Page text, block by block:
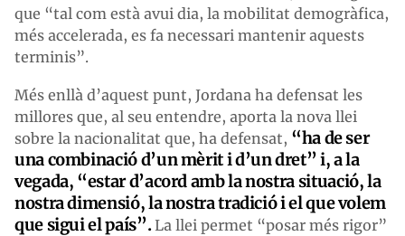
que “tal com està avui dia, la mobilitat demogràfica,
més accelerada, es fa necessari mantenir aquests
terminis”.
Més enllà d’aquest punt, Jordana ha defensat les
millores que, al seu entendre, aporta la nova llei
sobre la nacionalitat que, ha defensat, “ha de ser
una combinació d’un mèrit i d’un dret” i, a la
vegada, “estar d’acord amb la nostra situació, la
nostra dimensió, la nostra tradició i el quevolem
que sigui el país”.La llei permet “posar més rigor”